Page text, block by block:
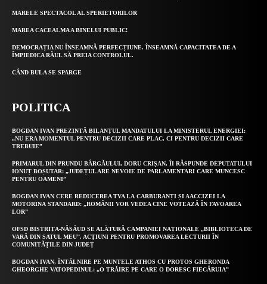
MARELE SPECTACOL AL SPERIETORILOR
MAREA CACEALMA A BINELUI PUBLIC!
DEMOCRAȚIA NU ÎNSEAMNĂ PERFECȚIUNE. ÎNSEAMNĂ CAPACITATEA DE A
ÎMPIEDICA RĂUL SĂ PREIA CONTROLUL.
CÂND BULA SE SPARGE
POLITICA
BOGDAN IVAN PREZINTĂ BILANȚUL MANDATULUI LA MINISTERUL ENERGIEI:
„NU ERA MOMENTUL PENTRU DECIZII CARE PLAC, CI PENTRU DECIZII CARE
TREBUIE”
PRIMARUL DIN PRUNDU BÂRGĂULUI, DORU CRIȘAN, ÎI RĂSPUNDE DEPUTATULUI
IONUȚ BOȘUTAR: „JUDEȚUL ARE NEVOIE DE PARLAMENTARI CARE MUNCESC
PENTRU OAMENI”
BOGDAN IVAN CERE REDUCEREA TVA LA CARBURANȚI ȘI AACCIZEI LA
MOTORINA STANDARD: „ROMÂNII VOR VEDEA CINE VOTEAZĂ ÎN FAVOAREA
LOR”
OFSD BISTRIȚA-NĂSĂUD SE ALĂTURĂ CAMPANIEI NAȚIONALE „BIBLIOTECA DE
VARĂ DIN SATUL MEU”. ACȚIUNI PENTRU PROMOVAREA LECTURII ÎN
COMUNITĂȚILE DIN JUDEȚ
BOGDAN IVAN, ÎNTÂLNIRE PE MUNTELE ATHOS CU PROTOS GHERONDA
GHEORGHE VATOPEDINUL: „O TRĂIRE PE CARE O DORESC FIECĂRUIA”